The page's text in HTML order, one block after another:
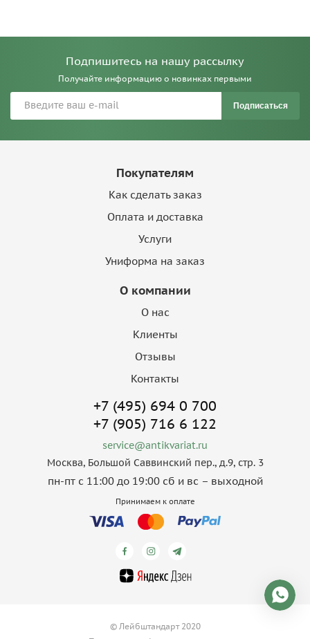
Подпишитесь на нашу рассылку
Получайте информацию о новинках первыми
Подписаться
Покупателям
Как сделать заказ
Оплата и доставка
Услуги
Униформа на заказ
О компании
О нас
Клиенты
Отзывы
Контакты
+7 (495) 694 0 700
+7 (905) 716 6 122
service@antikvariat.ru
Москва, Большой Саввинский пер., д.9, стр. 3
пн-пт с 11:00 до 19:00 сб и вс – выходной
Принимаем к оплате
© Лейбштандарт 2020